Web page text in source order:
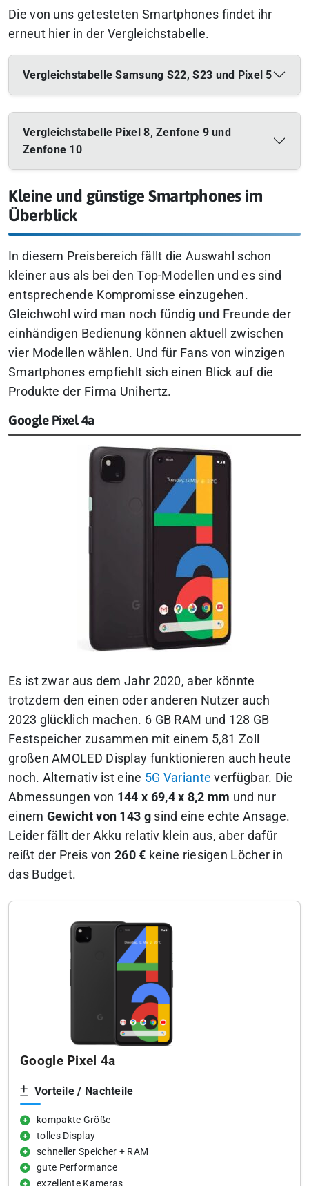
Die von uns getesteten Smartphones findet ihr
erneut hier in der Vergleichstabelle.
Vergleichstabelle Samsung S22, S23 und Pixel 5
Vergleichstabelle Pixel 8, Zenfone 9 und
Zenfone 10
Kleine und günstige Smartphones im
Überblick
In diesem Preisbereich fällt die Auswahl schon
kleiner aus als bei den Top-Modellen und es sind
entsprechende Kompromisse einzugehen.
Gleichwohl wird man noch fündig und Freunde der
einhändigen Bedienung können aktuell zwischen
vier Modellen wählen. Und für Fans von winzigen
Smartphones empfiehlt sich einen Blick auf die
Produkte der Firma Unihertz.
Google Pixel 4a
Es ist zwar aus dem Jahr 2020, aber könnte
trotzdem den einen oder anderen Nutzer auch
2023 glücklich machen. 6 GB RAM und 128 GB
Festspeicher zusammen mit einem 5,81 Zoll
großen AMOLED Display funktionieren auch heute
noch. Alternativ ist eine 5G Variante verfügbar. Die
Abmessungen von 144 x 69,4 x 8,2 mm und nur
einem Gewicht von 143 gsind eine echte Ansage.
Leider fällt der Akku relativ klein aus, aber dafür
reißt der Preis von260 € keine riesigen Löcher in
das Budget.
Google Pixel 4a
Vorteile / Nachteile
kompakte Größe
tolles Display
schneller Speicher + RAM
gute Performance
exzellente Kameras